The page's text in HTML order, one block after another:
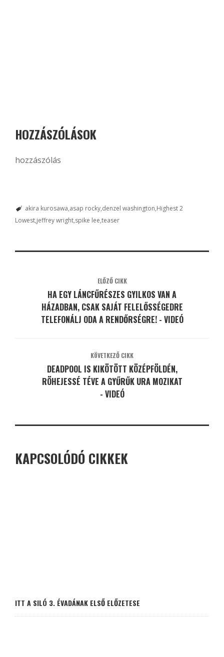
HOZZÁSZÓLÁSOK
hozzászólás
akira kurosawa asap rocky denzel washington Highest 2
Lowest jeffrey wright spike lee teaser
ELŐZŐ CIKK
HA EGY LÁNCFŰRÉSZES GYILKOS VAN A
HÁZADBAN, CSAK SAJÁT FELELŐSSÉGEDRE
TELEFONÁLJ ODA A RENDŐRSÉGRE! - VIDEÓ
KÖVETKEZŐ CIKK
DEADPOOL IS KIKÖTÖTT KÖZÉPFÖLDÉN,
RÖHEJESSÉ TÉVE A GYŰRŰK URA MOZIKAT
- VIDEÓ
KAPCSOLÓDÓ CIKKEK
ITT A SILÓ 3. ÉVADÁNAK ELSŐ ELŐZETESE